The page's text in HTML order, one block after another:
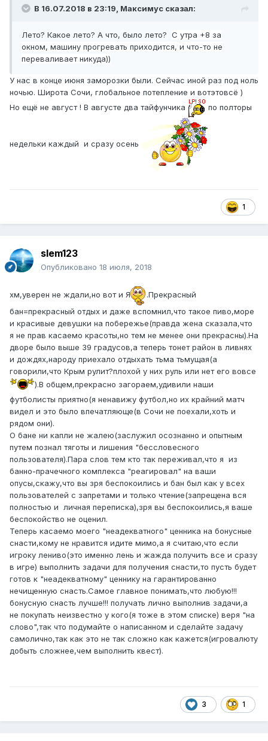
В 16.07.2018 в 23:19, Максимус сказал:
Лето? Какое лето? А что, было лето? С утра +8 за
окном, машину прогревать приходится, и что-то не
переваливает никуда))
У нас в конце июня заморозки были. Сейчас иной раз под ноль
ночью. Широта Сочи, глобальное потепление и вотэтовсё )
Но ещё не август ! В августе два тайфунчика
по полторы
недельки каждый и сразу осень
1
slem123
Опубликовано 18 июля, 2018
хм,уверен не ждали,но вот и Я
.Прекрасный
бан=прекрасный отдых и даже вспомнил,что такое пиво,море
и красивые девушки на побережье(правда жена сказала,что
я не прав касаемо красоты,но тем не менее они прекрасны).На
дворе было выше 39 градусов,а теперь тонет район в ливнях
и дождях,народу приехало отдыхать тьма тьмущая(а
говорили,что Крым рулит?плохой у них руль или нет его вовсе
).В общем,прекрасно загораем,удивили наши
футболисты приятно(я ненавижу футбол,но их крайний матч
видел и это было впечатляюще(в Сочи не поехали,хоть и
рядом они).
О бане ни капли не жалею(заслужил осознанно и опытным
путем познал тяготы и лишения "бессловесного
пользователя).Пара слов тем кто так переживал,что я из
банно-прачечного комплекса "реагировал" на ваши
опусы,скажу,что вы зря беспокоились и бан был как у всех
пользователей с запретами и только чтение(запрещена вся
полностью и личная переписка),зря вы беспокоились,я ваше
беспокойство не оценил.
Теперь касаемо моего "неадекватного" ценника на бонусные
снасти,кому не нравится идите мимо,а я считаю,что если
игроку лениво(это именно лень и жажда получить все и сразу
в игре) выполнить задачи для получения снасти,то пусть будет
готов к "неадекватному" ценнику на гарантированно
нечищенную снасть.Самое главное понимать,что любую!!!
бонусную снасть лучше!!! получать лично выполнив задачи,а
не покупать неизвестно у кого(я тоже в этом списке) веря "на
слово",так что подумайте о написанном и сделайте задачу
самолично,так как это не так сложно как кажется(игровалюту
добыть сложнее,чем выполнить квест).
3 1